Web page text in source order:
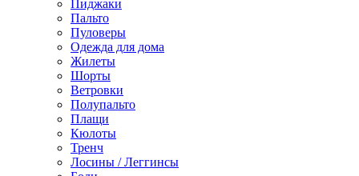
Пиджаки
Пальто
Пуловеры
Одежда для дома
Жилеты
Шорты
Ветровки
Полупальто
Плащи
Кюлоты
Тренч
Лосины / Леггинсы